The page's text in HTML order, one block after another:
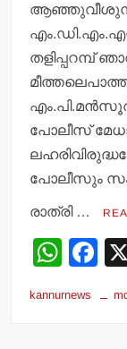
ആഞ്ഞുവീശുന്നു.
തളിപ്പറമ്പ്
മീത്തലെപാത്ത്
പോലീസ്
പോലീസും
രാത്രി …
W
at
F
c
kannurnews